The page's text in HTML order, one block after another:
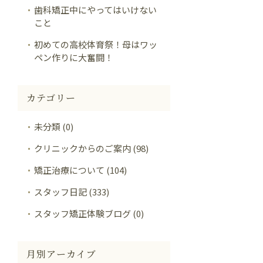
歯科矯正中にやってはいけない
こと
初めての高校体育祭！母はワッ
ペン作りに大奮闘！
カテゴリー
未分類 (0)
クリニックからのご案内 (98)
矯正治療について (104)
スタッフ日記 (333)
スタッフ矯正体験ブログ (0)
月別アーカイブ